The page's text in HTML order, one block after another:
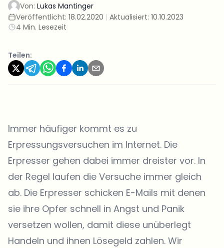
Von: Lukas Mantinger
Veröffentlicht: 18.02.2020 | Aktualisiert: 10.10.2023
4 Min. Lesezeit
Teilen:
Immer häufiger kommt es zu
Erpressungsversuchen im Internet. Die
Erpresser gehen dabei immer dreister vor. In
der Regel laufen die Versuche immer gleich
ab. Die Erpresser schicken E-Mails mit denen
sie ihre Opfer schnell in Angst und Panik
versetzen wollen, damit diese unüberlegt
Handeln und ihnen Lösegeld zahlen. Wir